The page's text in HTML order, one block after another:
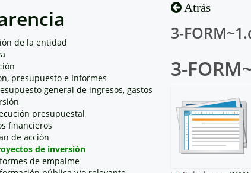
de la entidad
presupuesto e Informes
general de ingresos, gastos
presupuestal
financieros
de acción
de inversión
de empalme
Atrás
3-
3-